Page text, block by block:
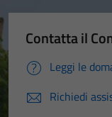
Contatta il
Leggi le
Richiedi